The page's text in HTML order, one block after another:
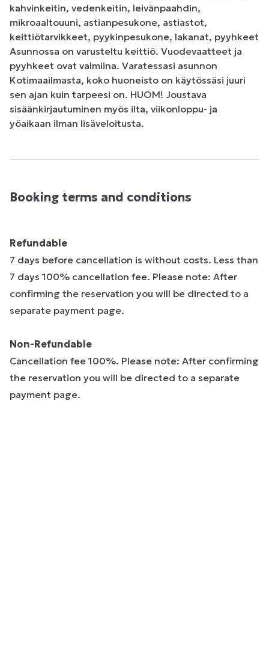
kahvinkeitin, vedenkeitin, leivänpaahdin,
mikroaaltouuni, astianpesukone, astiastot,
keittiötarvikkeet, pyykinpesukone, lakanat, pyyhkeet
Asunnossa on varusteltu keittiö. Vuodevaatteet ja
pyyhkeet ovat valmiina. Varatessasi asunnon
Kotimaailmasta, koko huoneisto on käytössäsi juuri
sen ajan kuin tarpeesi on. HUOM! Joustava
sisäänkirjautuminen myös ilta, viikonloppu- ja
yöaikaan ilman lisäveloitusta.
Booking terms and conditions
Refundable
7 days before cancellation is without costs. Less than
7 days 100% cancellation fee. Please note: After
confirming the reservation you will be directed to a
separate payment page.
Non-Refundable
Cancellation fee 100%. Please note: After confirming
the reservation you will be directed to a separate
payment page.